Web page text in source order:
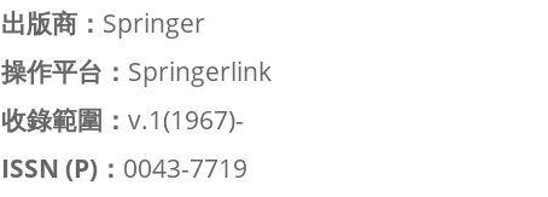
出版商： Springer
操作平台： Springerlink
收錄範圍： v.1(1967)-
ISSN (P)： 0043-7719